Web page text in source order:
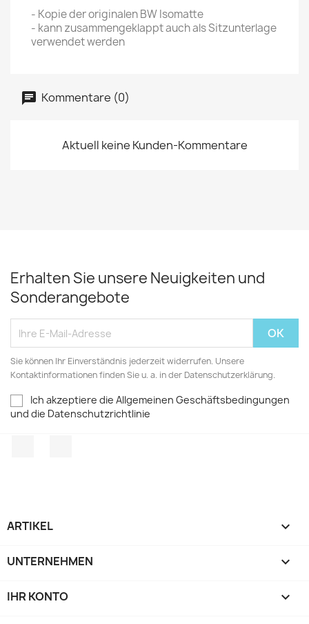
- Kopie der originalen BW Isomatte
- kann zusammengeklappt auch als Sitzunterlage
verwendet werden
Kommentare (0)
Aktuell keine Kunden-Kommentare
Erhalten Sie unsere Neuigkeiten und
Sonderangebote
Sie können Ihr Einverständnis jederzeit widerrufen. Unsere
Kontaktinformationen finden Sie u. a. in der Datenschutzerklärung.
Ich akzeptiere die Allgemeinen Geschäftsbedingungen
und die Datenschutzrichtlinie
ARTIKEL 
UNTERNEHMEN 
IHR KONTO 